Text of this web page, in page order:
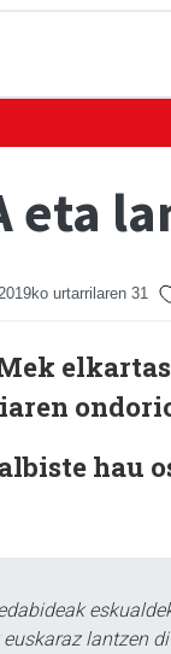
eta
urtarrilaren 31
hau
lantzen